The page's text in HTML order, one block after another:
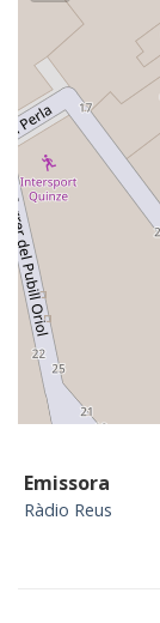
Emissora
Ràdio Reus